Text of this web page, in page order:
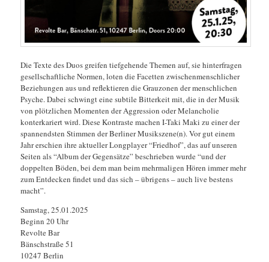
Die Texte des Duos greifen tiefgehende Themen auf, sie hinterfragen
gesellschaftliche Normen, loten die Facetten zwischenmenschlicher
Beziehungen aus und reflektieren die Grauzonen der menschlichen
Psyche. Dabei schwingt eine subtile Bitterkeit mit, die in der Musik
von plötzlichen Momenten der Aggression oder Melancholie
konterkariert wird. Diese Kontraste machen I-Taki Maki zu einer der
spannendsten Stimmen der Berliner Musikszene(n). Vor gut einem
Jahr erschien ihre aktueller Longplayer “Friedhof”, das auf unseren
Seiten als “Album der Gegensätze” beschrieben wurde “und der
doppelten Böden, bei dem man beim mehrmaligen Hören immer mehr
zum Entdecken findet und das sich – übrigens – auch live bestens
macht”.
Samstag, 25.01.2025
Beginn 20 Uhr
Revolte Bar
Bänschstraße 51
10247 Berlin